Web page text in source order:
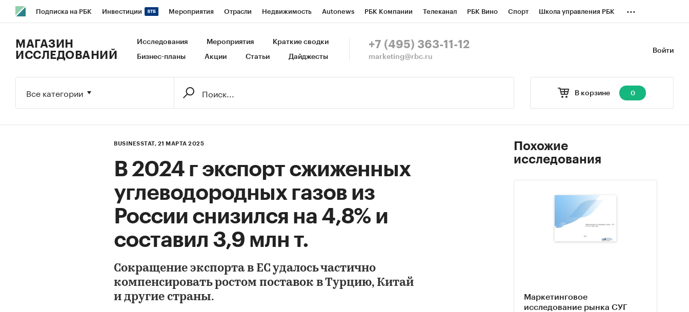
Подписка на РБК Инвестиции Мероприятия Отрасли Недвижимость Autonews РБК Компании Телеканал РБК Вино Спорт Школа управления РБК
Исследования Кредитные рейтинги Франшизы Газета Спецпроекты СПб Конференции СПб Спецпроекты
...
Войти
МАГАЗИН
ИССЛЕДОВАНИЙ
Исследования Мероприятия Краткие сводки
Бизнес-планы Акции Статьи Дайджесты
+7 (495) 363-11-12
marketing@rbc.ru
В корзине 0
Все категории
BUSINESSTAT, 21 МАРТА 2025
В 2024 г экспорт сжиженных
углеводородных газов из
России снизился на 4,8% и
составил 3,9 млн т.
Сокращение экспорта в ЕС удалось частично
компенсировать ростом поставок в Турцию, Китай
и другие страны.
Похожие
исследования
Маркетинговое
исследование рынка СУГ